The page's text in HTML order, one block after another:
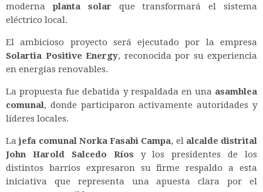
moderna planta solar que transformará el sistema
eléctrico local.
El ambicioso proyecto será ejecutado por la empresa
Solartia Positive Energy, reconocida por su experiencia
en energías renovables.
La propuesta fue debatida y respaldada en una asamblea
comunal, donde participaron activamente autoridades y
líderes locales.
Lajefa comunal Norka Fasabi Campa, el alcalde distrital
John Harold Salcedo Ríos y los presidentes de los
distintos barrios expresaron su firme respaldo a esta
iniciativa que representa una apuesta clara por el